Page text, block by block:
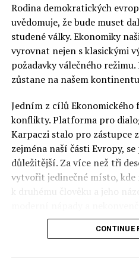
Titulky v polštině je nutno
RELATED TOPICS:
letadla u Smolenska)
DON'T MISS
Rodina demokratických
uvědomuje, že bude muset
studené války. Ekonomiky
vyrovnat nejen s klasickými
požadavky válečného
zůstane na našem
Jedním z cílů
konflikty. Platforma pro
Karpaczi stalo pro zástupce
zejména naší části Evropy,
důležitější. Za více než tři
vytvořit jedinečné místo,
k druhému člověku a jeho
Polsko musí mít instituce,
politický tým. Pouze to vám
CONTINUE